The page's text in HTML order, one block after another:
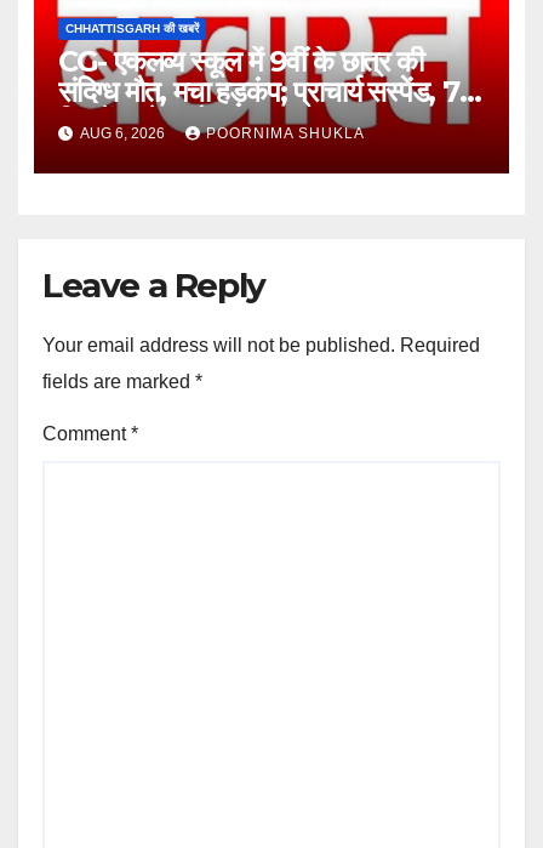
CHHATTISGARH की खबरें
CG- एकलव्य स्कूल में 9वीं के छात्र की
संदिग्ध मौत, मचा हड़कंप; प्राचार्य सस्पेंड, 7
दिन में खुलेगा मौत का राज!…
AUG 6, 2026 POORNIMA SHUKLA
Leave a Reply
Your email address will not be published. Required
fields are marked *
Comment*